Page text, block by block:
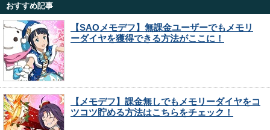
おすすめ記事
【SAOメモデフ】無課金ユーザーでもメモリ
ーダイヤを獲得できる方法がここに！
【メモデフ】課金無しでもメモリーダイヤをコ
ツコツ貯める方法はこちらをチェック！